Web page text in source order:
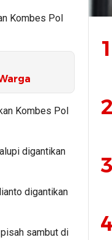
Kombes Pol
Kombes Pol
digantikan
digantikan
sambut di
1
2
3
4